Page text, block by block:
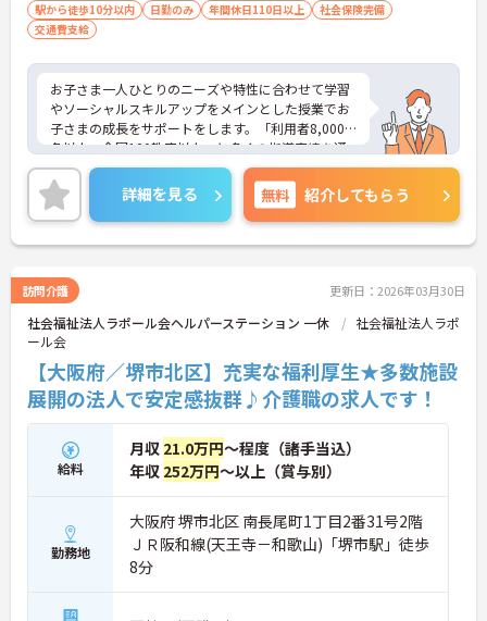
駅から徒歩10分以内 日勤のみ 年間休日110日以上
社会保険完備
交通費支給
お子さま一人ひとりのニーズや特性に合わせて学習
やソーシャルスキルアップをメインとした授業でお
子さまの成長をサポートをします。「利用者8,000
名以上、全国100教室以上」と多くの指導実績を通
して培ったノウハウもあり、満足度の高いサービス
の提供とともに、自身の療育分野でのスキル向上も
目指せます。年間休日は120日前後とプライベート
との両立もしやすいです。
ご興味のある方はお気軽にお問い合わせ下さい。さ
詳細を見る 無料 紹介してもらう
訪問介護 更新日：2026年03月30日
社会福祉法人ラポール会ヘルパーステーション 一休
社会福祉法人ラポ
ール会
【大阪府／堺市北区】充実な福利厚生★多数施設
展開の法人で安定感抜群♪介護職の求人です！
給料
月収 21.0万円～程度（諸手当込）
年収 252万円～以上（賞与別）
勤務地
大阪府 堺市北区 南長尾町1丁目2番31号2階
ＪＲ阪和線(天王寺－和歌山)「堺市駅」徒歩
8分